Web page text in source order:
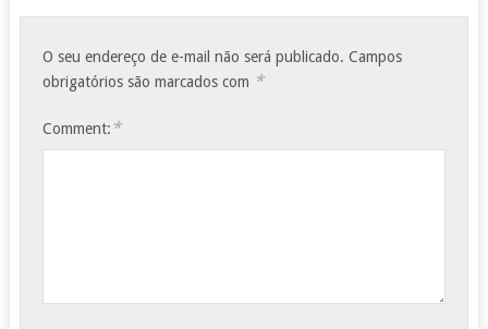
O seu endereço de e-mail não será publicado. Campos
obrigatórios são marcados com *
Comment: *